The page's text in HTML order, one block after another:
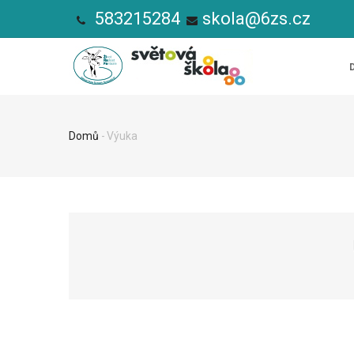
583215284 skola@6zs.cz
Drobečková
Domů -Výuka